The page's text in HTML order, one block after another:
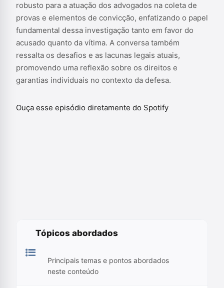
robusto para a atuação dos advogados na coleta de
provas e elementos de convicção, enfatizando o papel
fundamental dessa investigação tanto em favor do
acusado quanto da vítima. A conversa também
ressalta os desafios e as lacunas legais atuais,
promovendo uma reflexão sobre os direitos e
garantias individuais no contexto da defesa.
Ouça esse episódio diretamente do Spotify
Tópicos abordados
Principais temas e pontos abordados
neste conteúdo